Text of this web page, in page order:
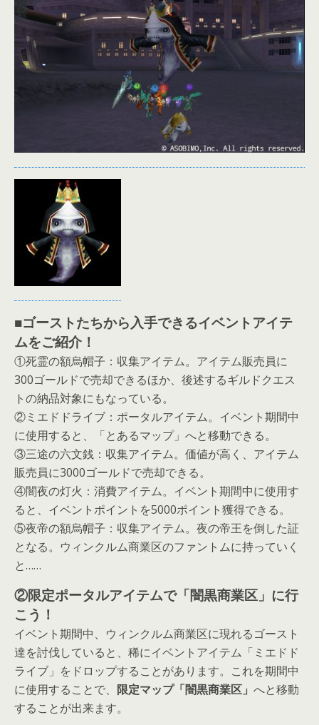
■ゴーストたちから入手できるイベントアイテ
ムをご紹介！
①死霊の額烏帽子：収集アイテム。アイテム販売員に
300ゴールドで売却できるほか、後述するギルドクエス
トの納品対象にもなっている。
②ミエドドライブ：ポータルアイテム。イベント期間中
に使用すると、「とあるマップ」へと移動できる。
③三途の六文銭：収集アイテム。価値が高く、アイテム
販売員に3000ゴールドで売却できる。
④闇夜の灯火：消費アイテム。イベント期間中に使用す
ると、イベントポイントを5000ポイント獲得できる。
⑤夜帝の額烏帽子：収集アイテム。夜の帝王を倒した証
となる。ウィンクルム商業区のファントムに持っていく
と……
②限定ポータルアイテムで「闇黒商業区」に行
こう！
イベント期間中、ウィンクルム商業区に現れるゴースト
達を討伐していると、稀にイベントアイテム「ミエドド
ライブ」をドロップすることがあります。これを期間中
に使用することで、 限定マップ「闇黒商業区」 へと移動
することが出来ます。